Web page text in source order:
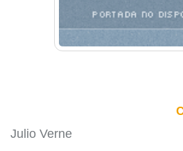
Julio Verne